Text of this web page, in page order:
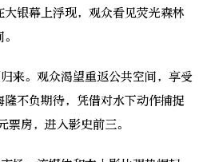
银幕上浮现，观众看见荧光森林
。观众渴望重返公共空间，享受
不负期待，凭借对水下动作捕捉
房，进入影史前三。